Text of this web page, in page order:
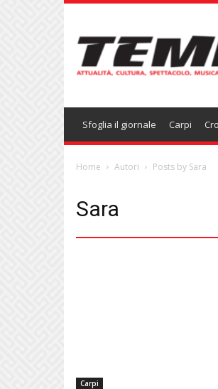
Sfoglia il giornale Carpi
Home Autori Posts by Sara
Sara
Carpi